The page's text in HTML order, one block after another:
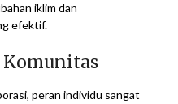
iklim dan
efektif.
peran individu sangat